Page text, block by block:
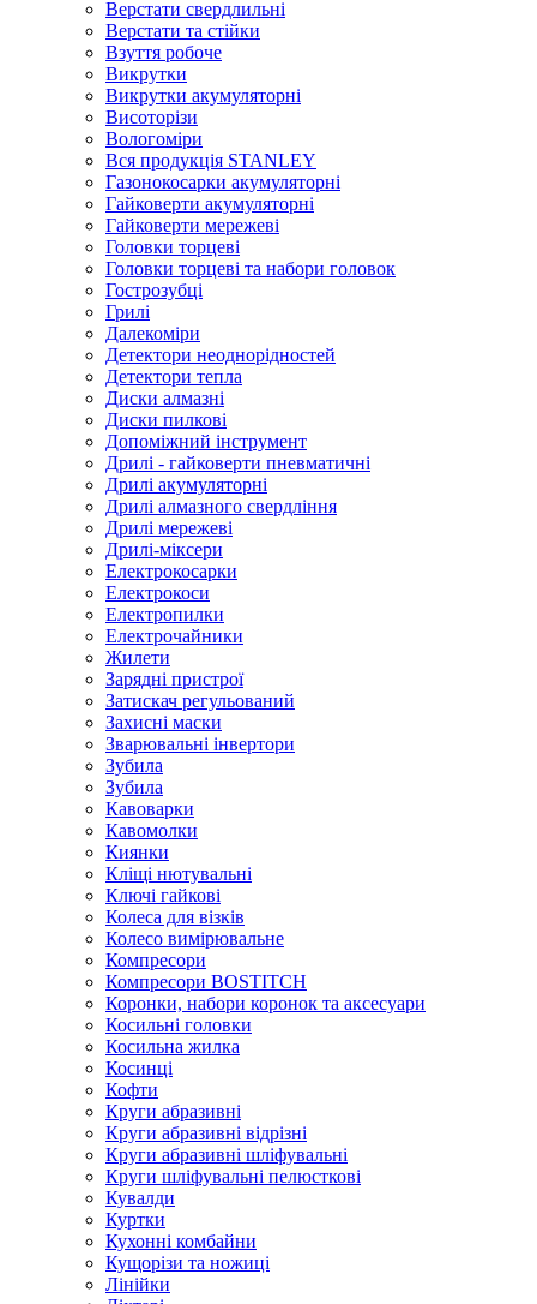
Верстати свердлильні
Верстати та стійки
Взуття робоче
Викрутки
Викрутки акумуляторні
Висоторізи
Вологоміри
Вся продукція STANLEY
Газонокосарки акумуляторні
Гайковерти акумуляторні
Гайковерти мережеві
Головки торцеві
Головки торцеві та набори головок
Гострозубці
Грилі
Далекоміри
Детектори неоднорідностей
Детектори тепла
Диски алмазні
Диски пилкові
Допоміжний інструмент
Дрилі - гайковерти пневматичні
Дрилі акумуляторні
Дрилі алмазного свердління
Дрилі мережеві
Дрилі-міксери
Електрокосарки
Електрокоси
Електропилки
Електрочайники
Жилети
Зарядні пристрої
Затискач регульований
Захисні маски
Зварювальні інвертори
Зубила
Зубила
Кавоварки
Кавомолки
Киянки
Кліщі нютувальні
Ключі гайкові
Колеса для візків
Колесо вимірювальне
Компресори
Компресори BOSTITCH
Коронки, набори коронок та аксесуари
Косильні головки
Косильна жилка
Косинці
Кофти
Круги абразивні
Круги абразивні відрізні
Круги абразивні шліфувальні
Круги шліфувальні пелюсткові
Кувалди
Куртки
Кухонні комбайни
Кущорізи та ножиці
Лінійки